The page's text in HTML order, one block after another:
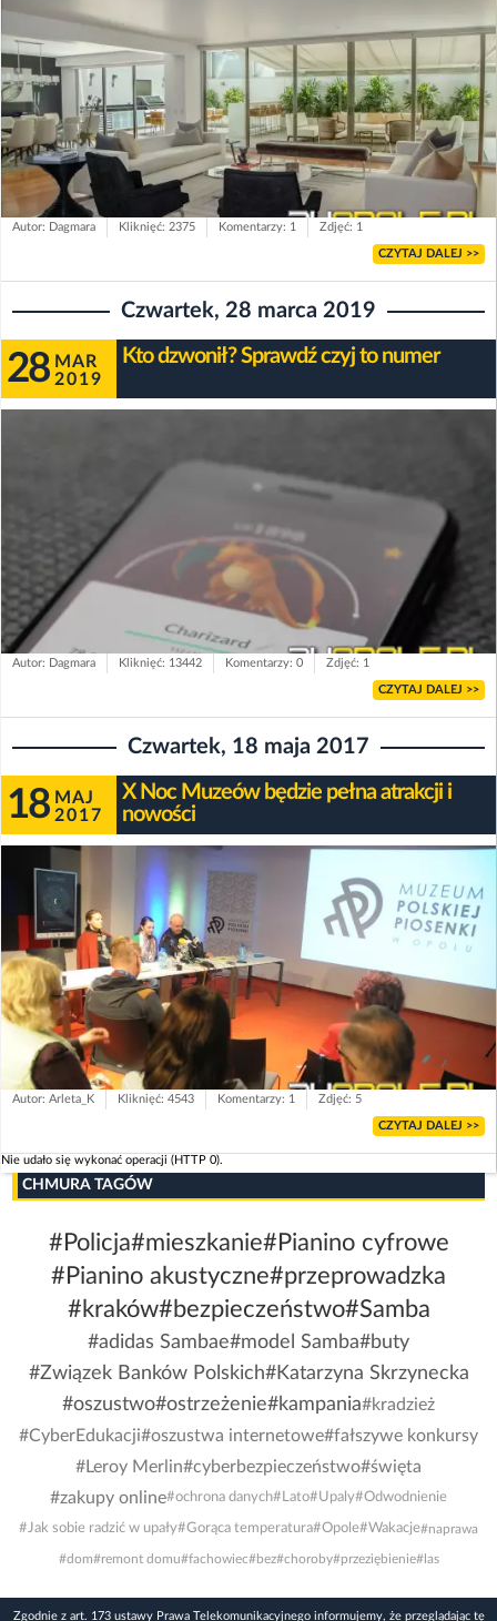
Autor: Dagmara Kliknięć: 2375 Komentarzy: 1 Zdjęć: 1
CZYTAJ DALEJ >>
Czwartek, 28 marca 2019
28 MAR
2019
Kto dzwonił? Sprawdź czyj to numer
Autor: Dagmara Kliknięć: 13442 Komentarzy: 0 Zdjęć: 1
CZYTAJ DALEJ >>
Czwartek, 18 maja 2017
18 MAJ
2017
X Noc Muzeów będzie pełna atrakcji i
nowości
Autor: Arleta_K Kliknięć: 4543 Komentarzy: 1 Zdjęć: 5
CZYTAJ DALEJ >>
Nie udało się wykonać operacji (HTTP 0).
CHMURA TAGÓW
#Policja#mieszkanie#Pianino cyfrowe
#Pianino akustyczne#przeprowadzka
#kraków#bezpieczeństwo#Samba
#adidas Sambae#model Samba#buty
#Związek Banków Polskich#Katarzyna Skrzynecka
#oszustwo#ostrzeżenie#kampania#kradzież
#CyberEdukacji#oszustwa internetowe#fałszywe konkursy
#Leroy Merlin#cyberbezpieczeństwo#święta
#zakupy online#ochrona danych#Lato#Upaly#Odwodnienie
#Jak sobie radzić w upały#Gorąca temperatura#Opole#Wakacje#naprawa
#dom#remont domu#fachowiec#bez#choroby#przeziębienie#las
Zgodnie z art. 173 ustawy Prawa Telekomunikacyjnego informujemy, że przeglądając tę